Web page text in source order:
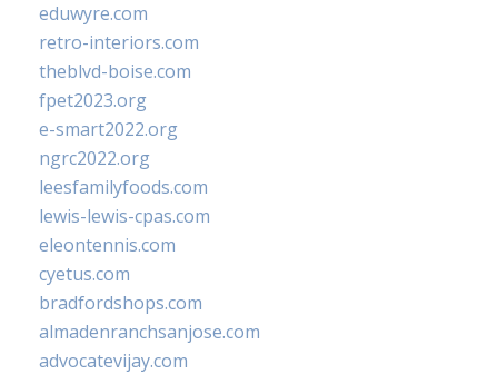
eduwyre.com
retro-interiors.com
theblvd-boise.com
fpet2023.org
e-smart2022.org
ngrc2022.org
leesfamilyfoods.com
lewis-lewis-cpas.com
eleontennis.com
cyetus.com
bradfordshops.com
almadenranchsanjose.com
advocatevijay.com